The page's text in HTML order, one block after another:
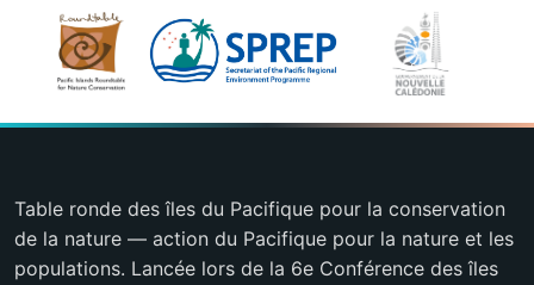
Table ronde des îles du Pacifique pour la conservation
de la nature — action du Pacifique pour la nature et les
populations. Lancée lors de la 6e Conférence des îles